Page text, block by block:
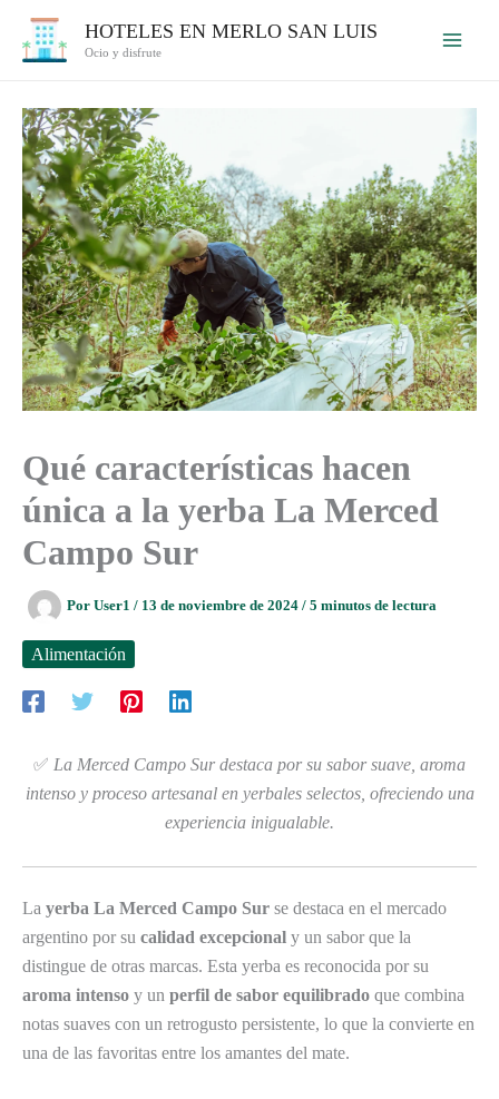
HOTELES EN MERLO SAN LUIS
Ocio y disfrute
Qué características hacen
única a la yerba La Merced
Campo Sur
Por User1 / 13 de noviembre de 2024 / 5 minutos de lectura
Alimentación
✅ La Merced Campo Sur destaca por su sabor suave, aroma
intenso y proceso artesanal en yerbales selectos, ofreciendo una
experiencia inigualable.
La yerba La Merced Campo Sur se destaca en el mercado
argentino por su calidad excepcional y un sabor que la
distingue de otras marcas. Esta yerba es reconocida por su
aroma intenso y un perfil de sabor equilibrado que combina
notas suaves con un retrogusto persistente, lo que la convierte en
una de las favoritas entre los amantes del mate.